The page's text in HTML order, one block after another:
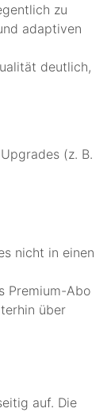
zu
adaptiven
deutlich,
(z. B.
nicht in einen
Premium-Abo
über
auf. Die